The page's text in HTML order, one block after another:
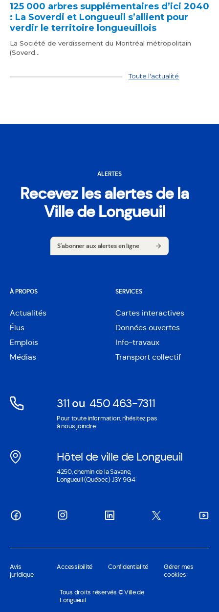
125 000 arbres supplémentaires d’ici 2040
: La Soverdi et Longueuil s’allient pour
verdir le territoire longueuillois
La Société de verdissement du Montréal métropolitain
(Soverd...
Toute l'actualité
ALERTES
Recevez les alertes de la
Ville de Longueuil
S'abonner aux alertes en ligne
À PROPOS
Actualités
Élus
Emplois
Médias
SERVICES
Cartes interactives
Ouvre
dans
une
nouvelle
Données ouvertes
Ouvre
dans
une
Info-travaux
Transport collectif
311Ouvre
dans
une
fenêtre
ou 450 463-7311
Ouvre
dans
fenêtre
Pour toute information, n'hésitez pas
à nous joindre
Hôtel de ville de Longueuil
Ouvre
dans
une
4250, chemin de la Savane,
Longueuil (Québec) J3Y 9G4
Avis
juridique
Accessibilité Confidentialité
Gérer mes
cookies
Tous droits réservés © Ville de
Longueuil